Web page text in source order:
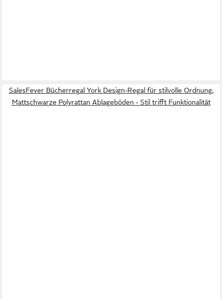
SalesFever Bücherregal York Design-Regal für stilvolle Ordnung,
Mattschwarze Polyrattan Ablageböden - Stil trifft Funktionalität